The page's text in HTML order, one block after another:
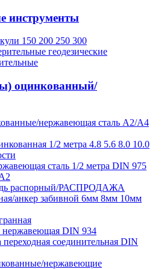
инструменты
150 200 250 300
геодезические
оцинкованный/
нержавеющая сталь А2/А4
1/2 метра 4.8 5.6 8.0 10.0
сталь 1/2 метра DIN 975
распорный/РАСПРОДАЖА
анкер забивной 6мм 8мм 10мм
DIN 934
соединительная DIN
нержавеющие